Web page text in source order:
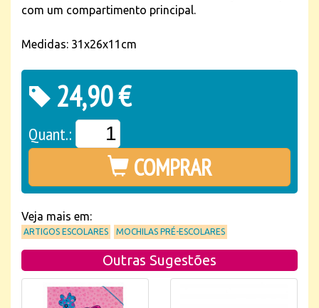
com um compartimento principal.
Medidas: 31x26x11cm
24,90 €
Quant.:
COMPRAR
Veja mais em:
ARTIGOS ESCOLARES MOCHILAS PRÉ-ESCOLARES
Outras Sugestões